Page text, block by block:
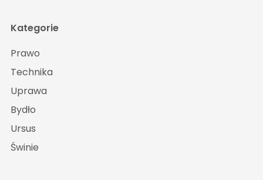
Kategorie
Prawo
Technika
Uprawa
Bydło
Ursus
Świnie